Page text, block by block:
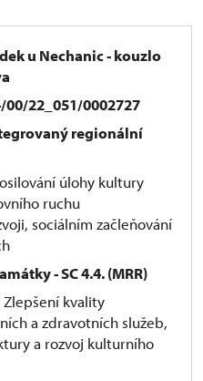
u Nechanic - kouzlo
00/22_051/0002727
regionální
úlohy kultury
ruchu
sociálním začleňování
- SC 4.4. (MRR)
Zlepšení kvality
a zdravotních služeb,
a rozvoj kulturního